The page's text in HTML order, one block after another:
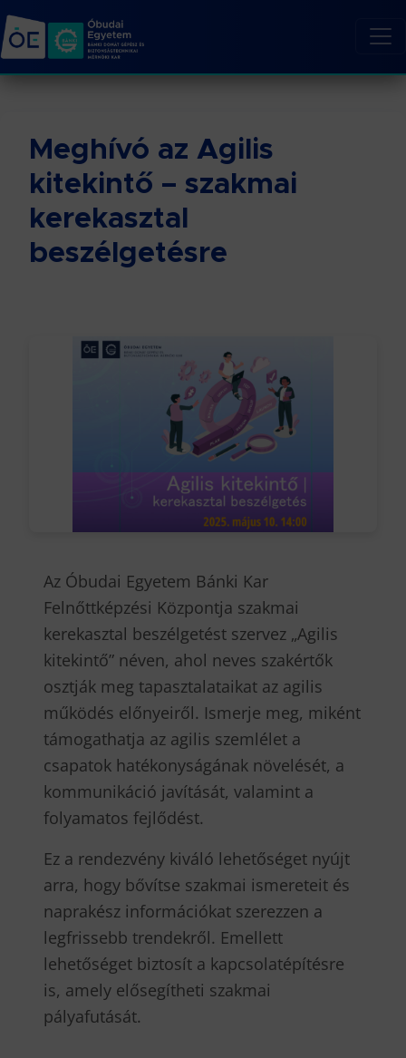
Meghívó az Agilis
kitekintő – szakmai
kerekasztal
beszélgetésre
Az Óbudai Egyetem Bánki Kar
Felnőttképzési Központja szakmai
kerekasztal beszélgetést szervez „Agilis
kitekintő” néven, ahol neves szakértők
osztják meg tapasztalataikat az agilis
működés előnyeiről. Ismerje meg, miként
támogathatja az agilis szemlélet a
csapatok hatékonyságának növelését, a
kommunikáció javítását, valamint a
folyamatos fejlődést.
Ez a rendezvény kiváló lehetőséget nyújt
arra, hogy bővítse szakmai ismereteit és
naprakész információkat szerezzen a
legfrissebb trendekről. Emellett
lehetőséget biztosít a kapcsolatépítésre
is, amely elősegítheti szakmai
pályafutását.